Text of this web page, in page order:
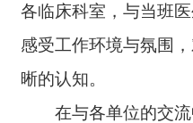
各临床科室，与当班
感受工作环境与氛围
晰的认知。
在与各单位的交流